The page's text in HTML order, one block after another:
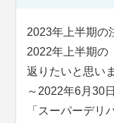
2023年上半期の
2022年上半期の
返りたいと思い
～2022年6月30
「スーパーデリ